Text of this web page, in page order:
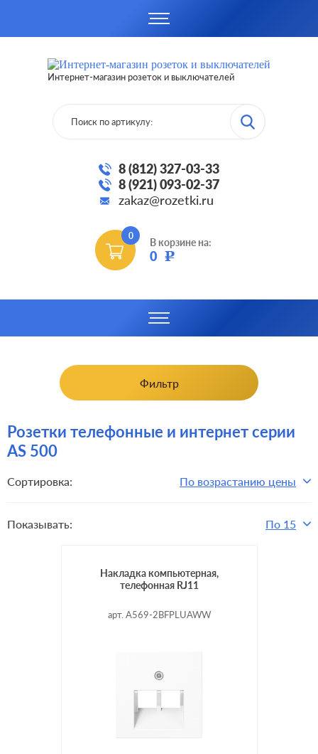
Интернет-магазин розеток и выключателей
8 (812) 327-03-33
8 (921) 093-02-37
zakaz@rozetki.ru
0
В корзине на:
0 Р
Фильтр
Розетки телефонные и интернет серии
AS 500
Сортировка: По возрастанию цены
Показывать: По 15
Накладка компьютерная,
телефонная RJ11
арт. A569-2BFPLUAWW